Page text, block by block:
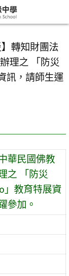
】轉知財團法
理之 「防災
訊，請師生運
華民國佛教
之 「防災
」教育特展資
參加。